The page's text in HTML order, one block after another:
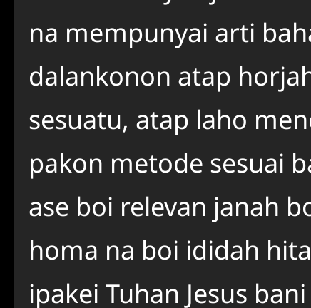
na mempunyai arti
dalankonon atap
sesuatu, atap laho
pakon metode sesuai
ase boi relevan janah
homa na boi ididah
ipakei Tuhan Jesus